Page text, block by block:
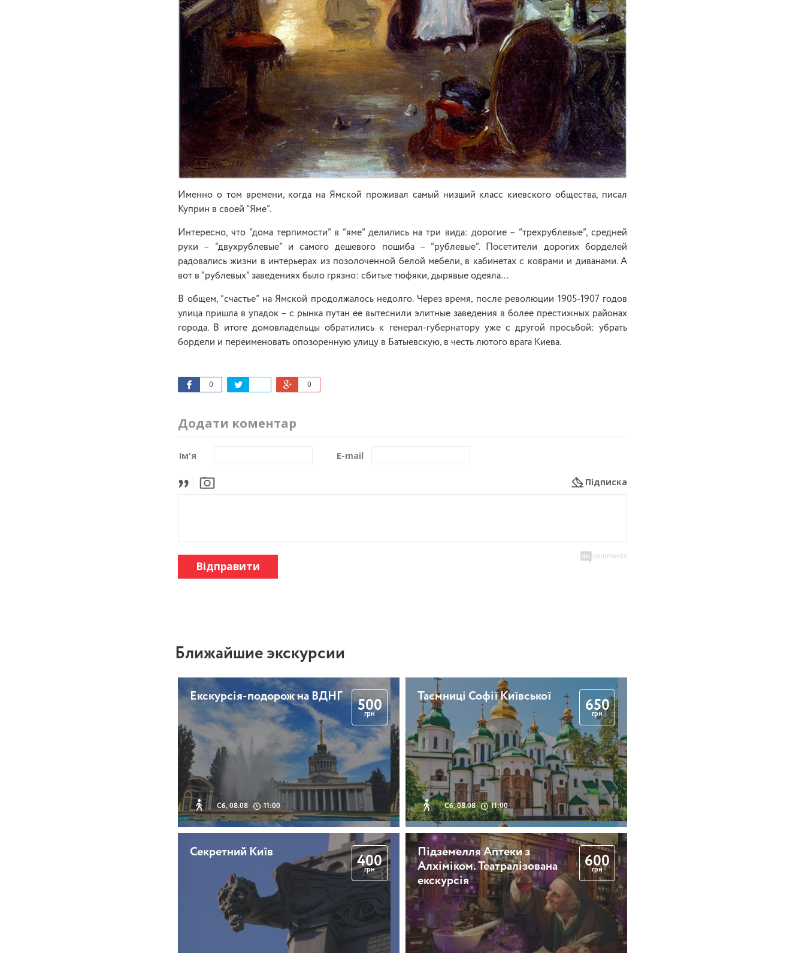
Именно о том времени, когда на Ямской проживал самый низший класс киевского общества, писал
Куприн в своей “Яме”.
Интересно, что “дома терпимости” в “яме” делились на три вида: дорогие – “трехрублевые”, средней
руки – “двухрублевые” и самого дешевого пошиба – “рублевые”. Посетители дорогих борделей
радовались жизни в интерьерах из позолоченной белой мебели, в кабинетах с коврами и диванами. А
вот в “рублевых” заведениях было грязно: сбитые тюфяки, дырявые одеяла…
В общем, “счастье” на Ямской продолжалось недолго. Через время, после революции 1905-1907 годов
улица пришла в упадок – с рынка путан ее вытеснили элитные заведения в более престижных районах
города. В итоге домовладельцы обратились к генерал-губернатору уже с другой просьбой: убрать
бордели и переименовать опозоренную улицу в Батыевскую, в честь лютого врага Киева.
0 0
Додати коментар
Ім'я E-mail
Підписка
Відправити
Ближайшие экскурсии
Екскурсія-подорож на ВДНГ
Сб, 08.08 11:00
500
грн
Таємниці Софії Київської
Сб, 08.08 11:00
650
грн
Секретний Київ
400
грн
Підземелля Аптеки з
Алхіміком. Театралізована
екскурсія
600
грн